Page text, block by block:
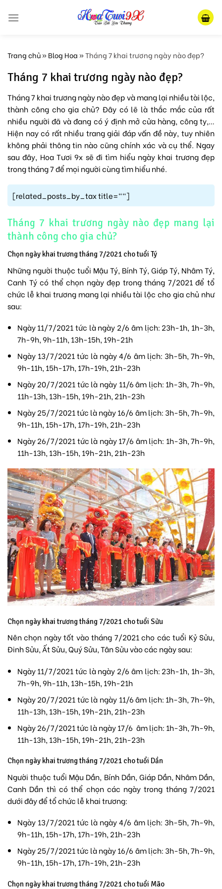
Trang chủ»Blog Hoa»Tháng 7 khai trương ngày nào đẹp?
Tháng 7 khai trương ngày nào đẹp?
Tháng 7 khai trương ngày nào đẹp và mang lại nhiều tài lộc,
thành công cho gia chủ? Đây có lẽ là thắc mắc của rất
nhiều người đã và đang có ý định mở cửa hàng, công ty,…
Hiện nay có rất nhiều trang giải đáp vấn đề này, tuy nhiên
không phải thông tin nào cũng chính xác và cụ thể. Ngay
sau đây, Hoa Tươi 9x sẽ đi tìm hiểu ngày khai trương đẹp
trong tháng 7 để mọi người cùng tìm hiểu nhé.
[related_posts_by_tax title=""]
Tháng 7 khai trương ngày nào đẹp mang lại
thành công cho gia chủ?
Chọn ngày khai trương tháng 7/2021 cho tuổi Tý
Những người thuộc tuổi Mậu Tý, Bính Tý, Giáp Tý, Nhâm Tý,
Canh Tý có thể chọn ngày đẹp trong tháng 7/2021 để tổ
chức lễ khai trương mang lại nhiều tài lộc cho gia chủ như
sau:
Ngày 11/7/2021 tức là ngày 2/6 âm lịch: 23h-1h, 1h-3h,
7h-9h, 9h-11h, 13h-15h, 19h-21h
Ngày 13/7/2021 tức là ngày 4/6 âm lịch: 3h-5h, 7h-9h,
9h-11h, 15h-17h, 17h-19h, 21h-23h
Ngày 20/7/2021 tức là ngày 11/6 âm lịch: 1h-3h, 7h-9h,
11h-13h, 13h-15h, 19h-21h, 21h-23h
Ngày 25/7/2021 tức là ngày 16/6 âm lịch: 3h-5h, 7h-9h,
9h-11h, 15h-17h, 17h-19h, 21h-23h
Ngày 26/7/2021 tức là ngày 17/6 âm lịch: 1h-3h, 7h-9h,
11h-13h, 13h-15h, 19h-21h, 21h-23h
Chọn ngày khai trương tháng 7/2021 cho tuổi Sửu
Nên chọn ngày tốt vào tháng 7/2021 cho các tuổi Kỷ Sửu,
Đinh Sửu, Ất Sửu, Quý Sửu, Tân Sửu vào các ngày sau:
Ngày 11/7/2021 tức là ngày 2/6 âm lịch: 23h-1h, 1h-3h,
7h-9h, 9h-11h, 13h-15h, 19h-21h
Ngày 20/7/2021 tức là ngày 11/6 âm lịch: 1h-3h, 7h-9h,
11h-13h, 13h-15h, 19h-21h, 21h-23h
Ngày 26/7/2021 tức là ngày 17/6 âm lịch: 1h-3h, 7h-9h,
11h-13h, 13h-15h, 19h-21h, 21h-23h
Chọn ngày khai trương tháng 7/2021 cho tuổi Dần
Người thuộc tuổi Mậu Dần, Bính Dần, Giáp Dần, Nhâm Dần,
Canh Dần thì có thể chọn các ngày trong tháng 7/2021
dưới đây để tổ chức lễ khai trương:
Ngày 13/7/2021 tức là ngày 4/6 âm lịch: 3h-5h, 7h-9h,
9h-11h, 15h-17h, 17h-19h, 21h-23h
Ngày 25/7/2021 tức là ngày 16/6 âm lịch: 3h-5h, 7h-9h,
9h-11h, 15h-17h, 17h-19h, 21h-23h
Chọn ngày khai trương tháng 7/2021 cho tuổi Mão